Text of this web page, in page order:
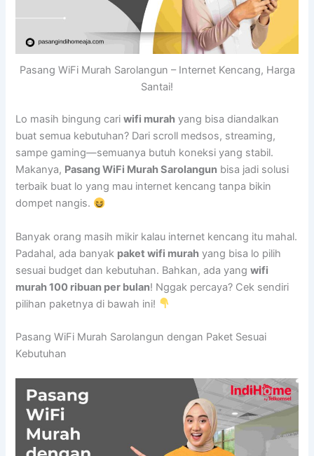
Pasang WiFi Murah Sarolangun – Internet Kencang, Harga
Santai!
Lo masih bingung cariwifi murah yang bisa diandalkan
buat semua kebutuhan? Dari scroll medsos, streaming,
sampe gaming—semuanya butuh koneksi yang stabil.
Makanya, Pasang WiFi Murah Sarolangun bisa jadi solusi
terbaik buat lo yang mau internet kencang tanpa bikin
dompet nangis.
Banyak orang masih mikir kalau internet kencang itu mahal.
Padahal, ada banyak paket wifi murah yang bisa lo pilih
sesuai budget dan kebutuhan. Bahkan, ada yangwifi
murah 100 ribuan per bulan! Nggak percaya? Cek sendiri
pilihan paketnya di bawah ini!
Pasang WiFi Murah Sarolangun dengan Paket Sesuai
Kebutuhan